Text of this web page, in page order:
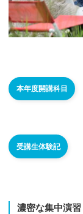
本年度開講科目
受講生体験記
濃密な集中演習